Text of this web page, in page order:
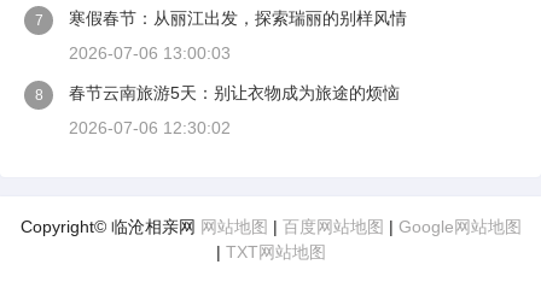
7
寒假春节：从丽江出发，探索瑞丽的别样风情
2026-07-06 13:00:03
8
春节云南旅游5天：别让衣物成为旅途的烦恼
2026-07-06 12:30:02
Copyright© 临沧相亲网 网站地图 | 百度网站地图 | Google网站地图
| TXT网站地图